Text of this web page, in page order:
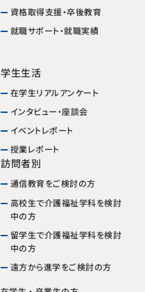
資格取得支援・卒後教育
就職サポート・就職実績
学生生活
在学生リアルアンケート
インタビュー・座談会
イベントレポート
授業レポート
訪問者別
通信教育をご検討の方
高校生で介護福祉学科を検討
中の方
留学生で介護福祉学科を検討
中の方
遠方から進学をご検討の方